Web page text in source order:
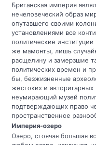
Британская империя
нечеловеческий образ
опутавшего своими
установлениями все
политические
же мамонты, лишь
расщелину и замерзшие
политических времен и
бы, безжизненные
жестоких и
неумирающий музей
подтверждающих право
пространственное
Империя-озеро
Озеро, стоячая большая